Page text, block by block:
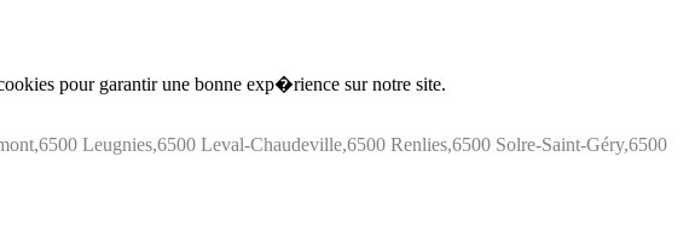
pour garantir une bonne exp�rience sur notre site.
Leugnies,6500 Leval-Chaudeville,6500 Renlies,6500 Solre-Saint-Géry,6500